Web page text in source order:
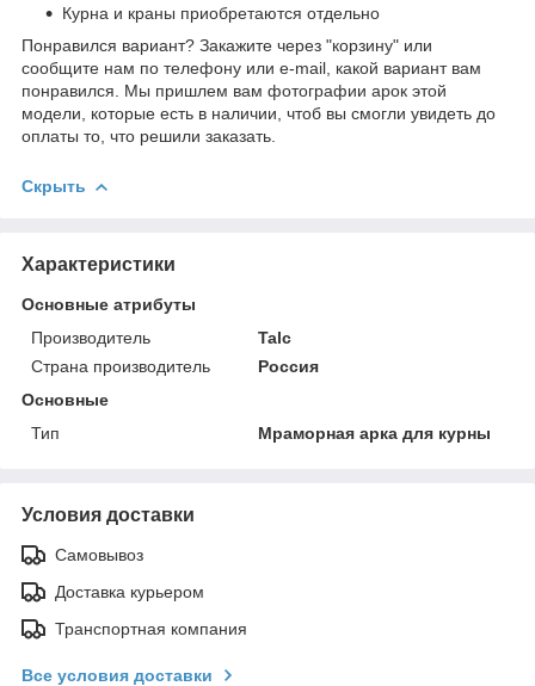
Курна и краны приобретаются отдельно
Понравился вариант? Закажите через "корзину" или
сообщите нам по телефону или e-mail, какой вариант вам
понравился. Мы пришлем вам фотографии арок этой
модели, которые есть в наличии, чтоб вы смогли увидеть до
оплаты то, что решили заказать.
Скрыть
Характеристики
Основные атрибуты
Производитель
Talc
Страна производитель
Россия
Основные
Тип
Мраморная арка для курны
Условия доставки
Самовывоз
Доставка курьером
Транспортная компания
Все условия доставки